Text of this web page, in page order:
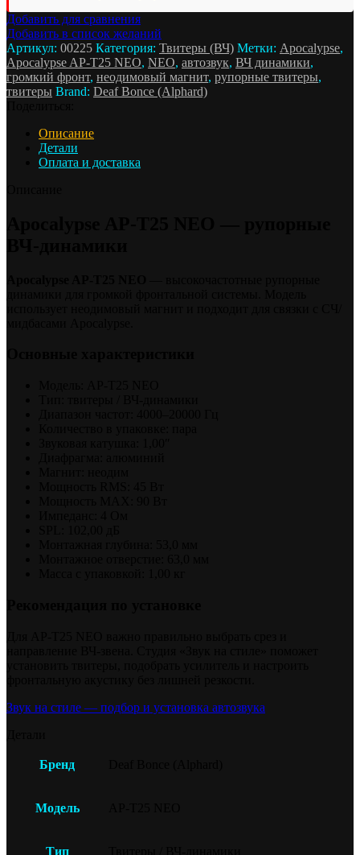
Добавить для сравнения
Добавить в список желаний
Артикул: 00225 Категория: Твитеры (ВЧ) Метки: Apocalypse,
Apocalypse AP-T25 NEO, NEO, автозвук, ВЧ динамики,
громкий фронт, неодимовый магнит, рупорные твитеры,
твитеры Brand: Deaf Bonce (Alphard)
Описание
Детали
Оплата и доставка
Звук на стиле — подбор и установка автозвука
Бренд
Модель
Тип